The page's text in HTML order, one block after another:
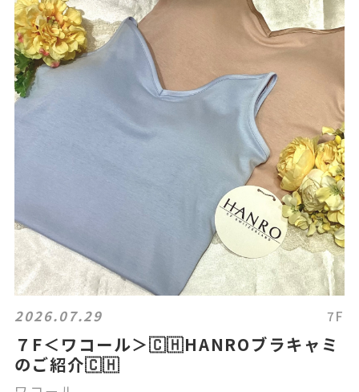
2026.07.29 7F
７F＜ワコール＞🇨🇭HANROブラキャミ
のご紹介🇨🇭